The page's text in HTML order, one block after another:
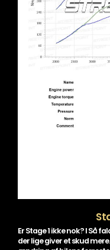
Er Stage 1 ikke nok? I Så
der lige giver et skud